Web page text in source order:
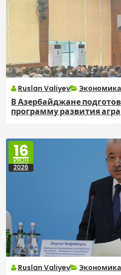
Ruslan Valiyev Экономика
В Азербайджане
программу развития
16
ИЮН
2026
Ruslan Valiyev Экономика